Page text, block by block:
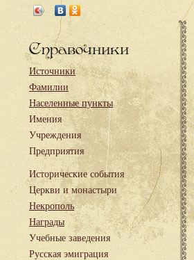
Справочники
Источники
Фамилии
Населенные пункты
Имения
Учреждения
Предприятия
Исторические события
Церкви и монастыри
Некрополь
Награды
Учебные заведения
Русская эмиграция